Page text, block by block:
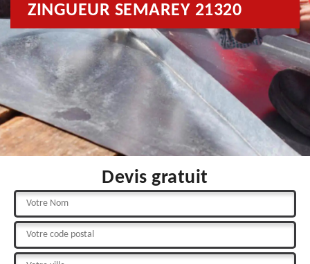
ZINGUEUR SEMAREY 21320
Devis gratuit